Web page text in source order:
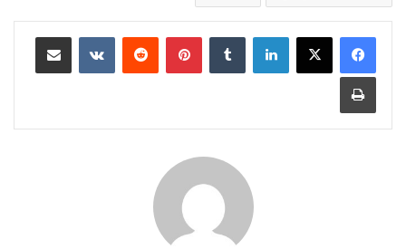
لينكدإن بينتيريست مشاركة عبر البريد
طباعة